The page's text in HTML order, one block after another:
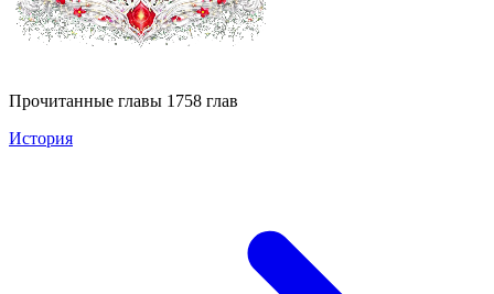
Прочитанные главы 1758 глав
История